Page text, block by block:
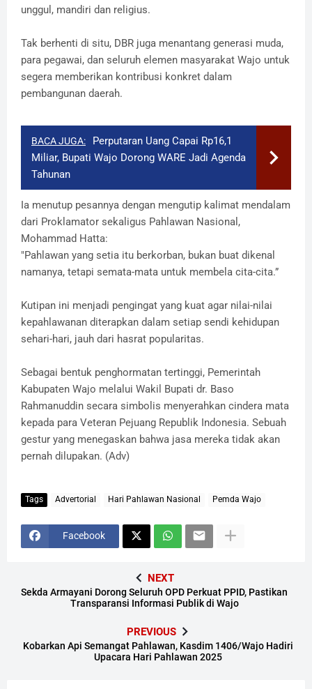
unggul, mandiri dan religius.
​Tak berhenti di situ, DBR juga menantang generasi muda,
para pegawai, dan seluruh elemen masyarakat Wajo untuk
segera memberikan kontribusi konkret dalam
pembangunan daerah.
BACA JUGA:
Perputaran Uang Capai Rp16,1
Miliar, Bupati Wajo Dorong WARE Jadi Agenda
Tahunan
​Ia menutup pesannya dengan mengutip kalimat mendalam
dari Proklamator sekaligus Pahlawan Nasional,
Mohammad Hatta:
​"Pahlawan yang setia itu berkorban, bukan buat dikenal
namanya, tetapi semata-mata untuk membela cita-cita.”
​Kutipan ini menjadi pengingat yang kuat agar nilai-nilai
kepahlawanan diterapkan dalam setiap sendi kehidupan
sehari-hari, jauh dari hasrat popularitas.
​​Sebagai bentuk penghormatan tertinggi, Pemerintah
Kabupaten Wajo melalui Wakil Bupati dr. Baso
Rahmanuddin secara simbolis menyerahkan cindera mata
kepada para Veteran Pejuang Republik Indonesia. Sebuah
gestur yang menegaskan bahwa jasa mereka tidak akan
pernah dilupakan. (Adv)
Tags Advertorial Hari Pahlawan Nasional Pemda Wajo
Facebook
NEXT
Sekda Armayani Dorong Seluruh OPD Perkuat PPID, Pastikan
Transparansi Informasi Publik di Wajo
PREVIOUS
Kobarkan Api Semangat Pahlawan, Kasdim 1406/Wajo Hadiri
Upacara Hari Pahlawan 2025